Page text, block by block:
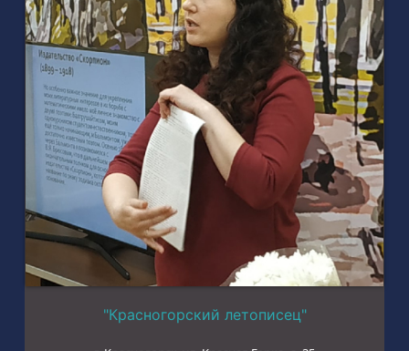
"Красногорский летописец"